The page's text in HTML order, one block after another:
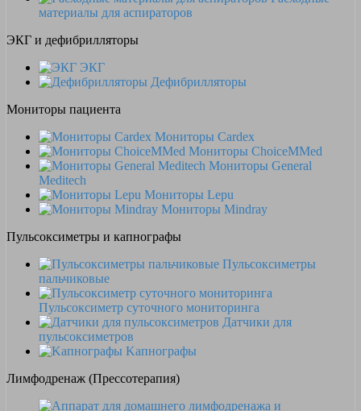
материалы для аспираторов
ЭКГ и дефибрилляторы
ЭКГ
Дефибрилляторы
Мониторы пациента
Мониторы Cardex
Мониторы ChoiceMMed
Мониторы General
Meditech
Мониторы Lepu
Мониторы Mindray
Пульсоксиметры и капнографы
Пульсоксиметры
пальчиковые
Пульсоксиметр суточного мониторинга
Датчики для
пульсоксиметров
Kапнографы
Лимфодренаж (Прессотерапия)